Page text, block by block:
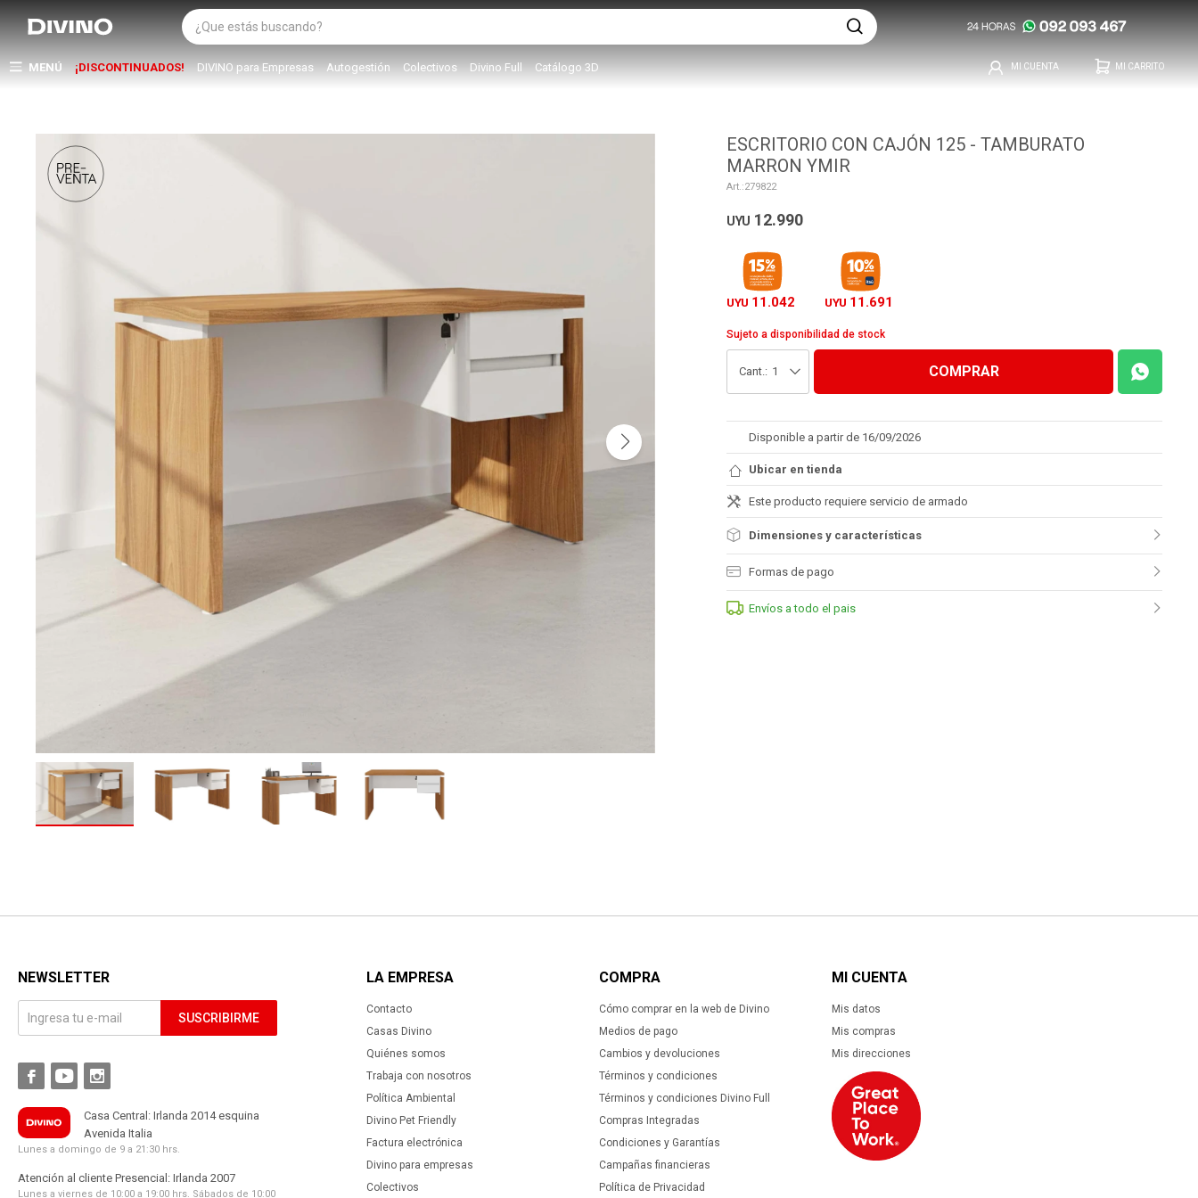
MENÚ ¡DISCONTINUADOS! DIVINO para Empresas Autogestión Colectivos Divino Full Catálogo 3D
ESCRITORIO CON CAJÓN 125 - TAMBURATO
MARRON YMIR
279822
UYU 12.990
UYU 11.042 UYU 11.691
Sujeto a disponibilidad de stock
1 COMPRAR
Disponible a partir de 16/09/2026
Ubicar en tienda
Este producto requiere servicio de armado
Dimensiones y características
Formas de pago
Envíos a todo el pais
LA EMPRESA
Contacto
Casas Divino
Quiénes somos
Trabaja con nosotros
Política Ambiental
Divino Pet Friendly
Factura electrónica
Divino para empresas
Colectivos
COMPRA
Cómo comprar en la web de Divino
Medios de pago
Cambios y devoluciones
Términos y condiciones
Términos y condiciones Divino Full
Compras Integradas
Condiciones y Garantías
Campañas financieras
Política de Privacidad
MI CUENTA
Mis datos
Mis compras
Mis direcciones
NEWSLETTER
SUSCRIBIRME
  
Casa Central: Irlanda 2014 esquina
Avenida Italia
Lunes a domingo de 9 a 21:30 hrs.
Atención al cliente Presencial: Irlanda 2007
Lunes a viernes de 10:00 a 19:00 hrs. Sábados de 10:00